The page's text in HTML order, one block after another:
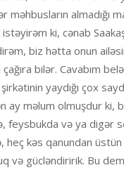
almadığı
ki, cənab
biz hətta onun
bilər. Cavabım
yaydığı çox
ay məlum olmuşdur ki,
feysbukda və ya digər
heç kəs qanundan
və gücləndiririk. Bu